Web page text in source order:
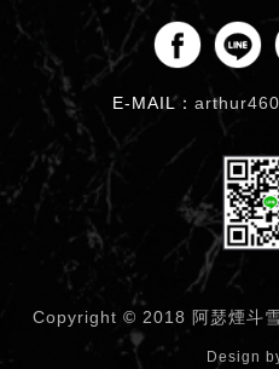
E-MAIL：
Copyright © 2018 阿瑟煙斗
Design